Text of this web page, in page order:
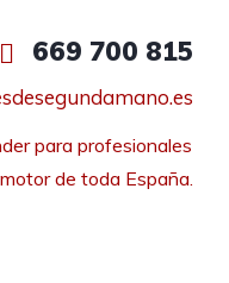
669 700 815
para profesionales
de toda España.